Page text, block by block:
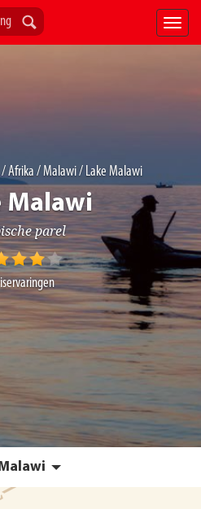
/Afrika /Malawi/ Lake Malawi
Malawi
parel